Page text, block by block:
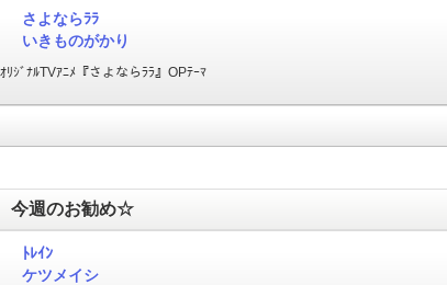
さよならﾗﾗ
いきものがかり
ｵﾘｼﾞﾅﾙTVｱﾆﾒ『さよならﾗﾗ』OPﾃｰﾏ
今週のお勧め☆
ﾄﾚｲﾝ
ケツメイシ